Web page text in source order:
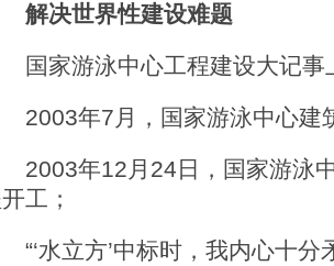
解决世界性建设难题
家游泳中心工程建设大记事
年7月，国家游泳中心建
年12月24日，国家游泳中
工；
水立方’中标时，我内心十分